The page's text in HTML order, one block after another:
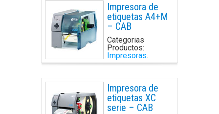
Impresora de
etiquetas A4+M
– CAB
Categorias
Productos:
Impresoras.
Impresora de
etiquetas XC
serie – CAB